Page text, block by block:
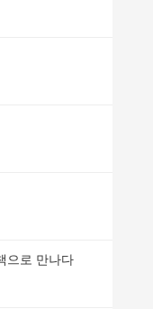
으로 만나다